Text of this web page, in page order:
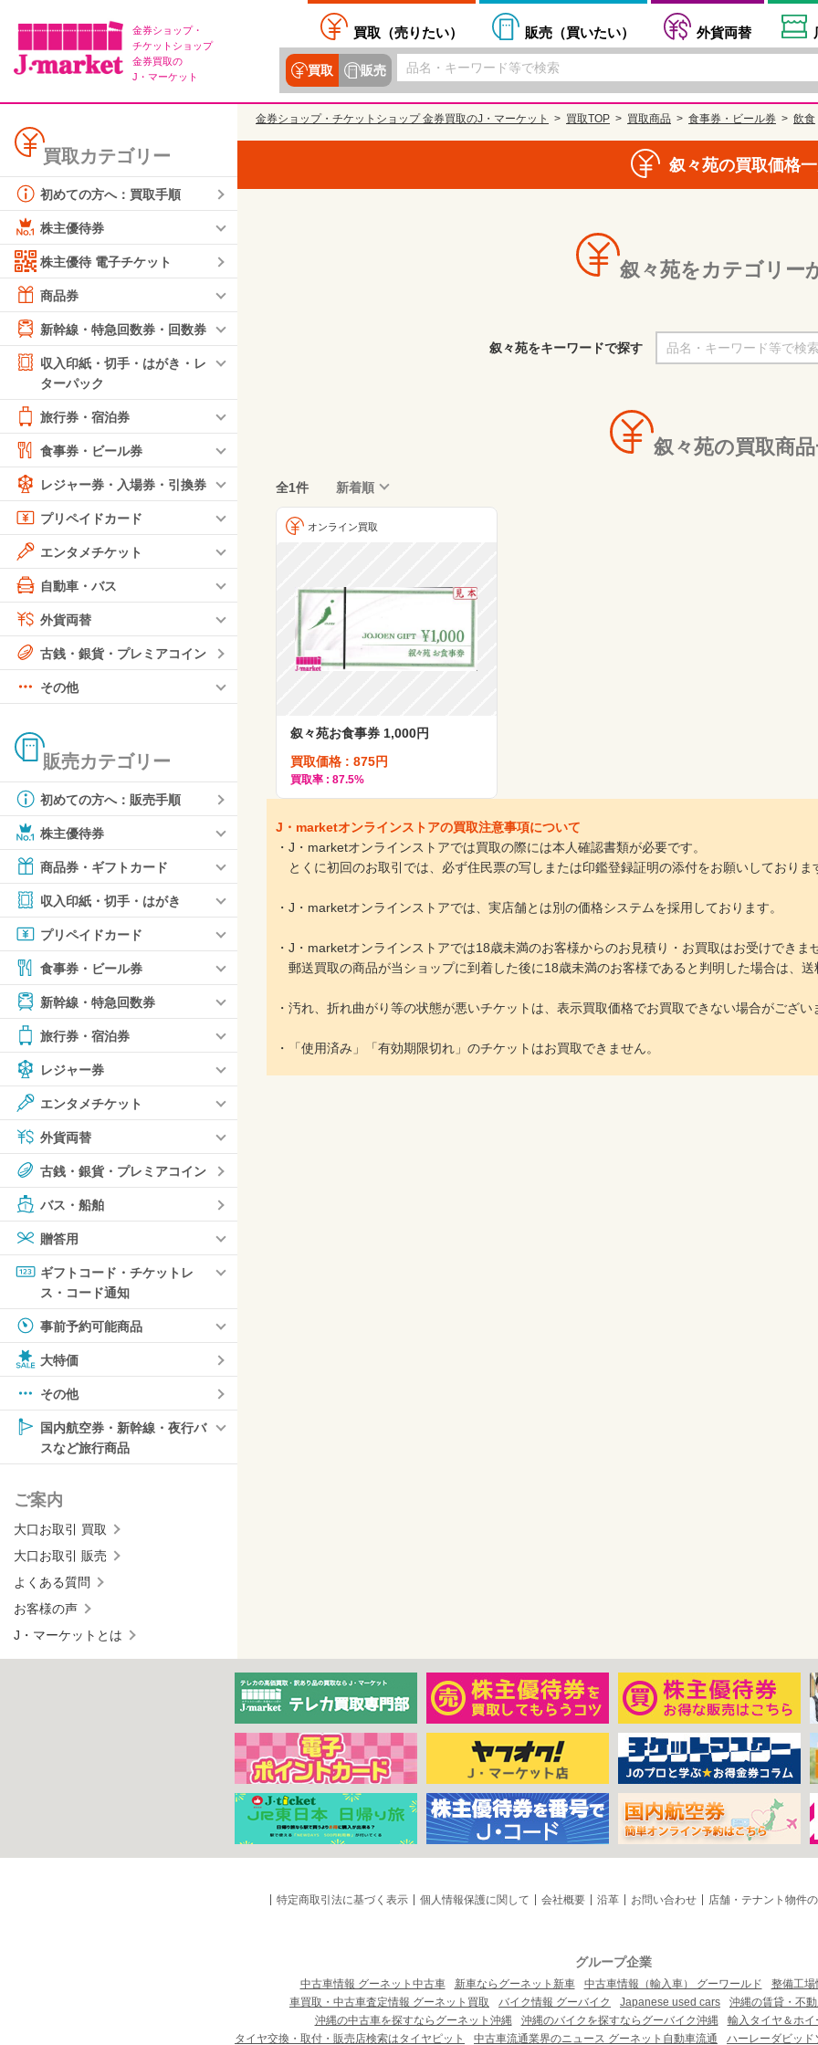
金券ショップ・
チケットショップ
金券買取の
J・マーケット
買取（売りたい） 販売（買いたい） 外貨両替
買取 販売
買取カテゴリー
初めての方へ：買取手順
株主優待券
株主優待 電子チケット
商品券
新幹線・特急回数券・回数券
収入印紙・切手・はがき・レ
ターパック
旅行券・宿泊券
食事券・ビール券
レジャー券・入場券・引換券
プリペイドカード
エンタメチケット
自動車・バス
外貨両替
古銭・銀貨・プレミアコイン
その他
販売カテゴリー
初めての方へ：販売手順
株主優待券
商品券・ギフトカード
収入印紙・切手・はがき
プリペイドカード
食事券・ビール券
新幹線・特急回数券
旅行券・宿泊券
レジャー券
エンタメチケット
外貨両替
古銭・銀貨・プレミアコイン
バス・船舶
贈答用
ギフトコード・チケットレ
ス・コード通知
事前予約可能商品
大特価
その他
国内航空券・新幹線・夜行バ
スなど旅行商品
ご案内
大口お取引 買取
大口お取引 販売
よくある質問
お客様の声
J・マーケットとは
金券ショップ・チケットショップ 金券買取のJ・マーケット 買取TOP 買取商品 食事券・ビール券 飲食
叙々苑の買取価格
叙々苑をカテゴリー
叙々苑をキーワードで探す
叙々苑の買取商
全1件 新着順
オンライン買取
叙々苑お食事券 1,000円
買取価格 : 875円
買取率 : 87.5%
J・marketオンラインストアの買取注意事項について
・J・marketオンラインストアでは買取の際には本人確認書類が必要です。
とくに初回のお取引では、必ず住民票の写しまたは印鑑登録証明の添付をお願いしておりま
・J・marketオンラインストアでは、実店舗とは別の価格システムを採用しております。
・J・marketオンラインストアでは18歳未満のお客様からのお見積り・お買取はお受けできま
郵送買取の商品が当ショップに到着した後に18歳未満のお客様であると判明した場合は、
・汚れ、折れ曲がり等の状態が悪いチケットは、表示買取価格でお買取できない場合がござ
・「使用済み」「有効期限切れ」のチケットはお買取できません。
特定商取引法に基づく表示 個人情報保護に関して 会社概要 沿革 お問い合わせ 店舗・テナント物件
グループ企業
中古車情報 グーネット中古車 新車ならグーネット新車 中古車情報（輸入車） グーワールド
整備工場
車買取・中古車査定情報 グーネット買取
バイク情報 グーバイク Japanese used cars
沖縄の賃貸・不
沖縄の中古車を探すならグーネット沖縄
沖縄のバイクを探すならグーバイク沖縄
輸入タイヤ＆ホ
タイヤ交換・取付・販売店検索はタイヤピット
中古車流通業界のニュース グーネット自動車流通 ハーレーダビッ